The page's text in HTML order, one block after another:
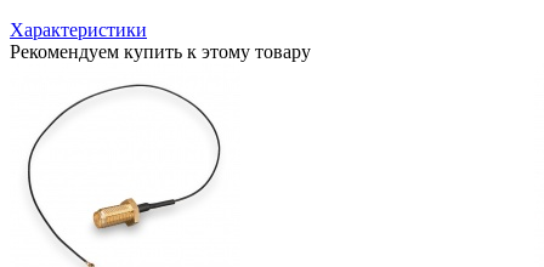
Характеристики
Рекомендуем купить к этому товару